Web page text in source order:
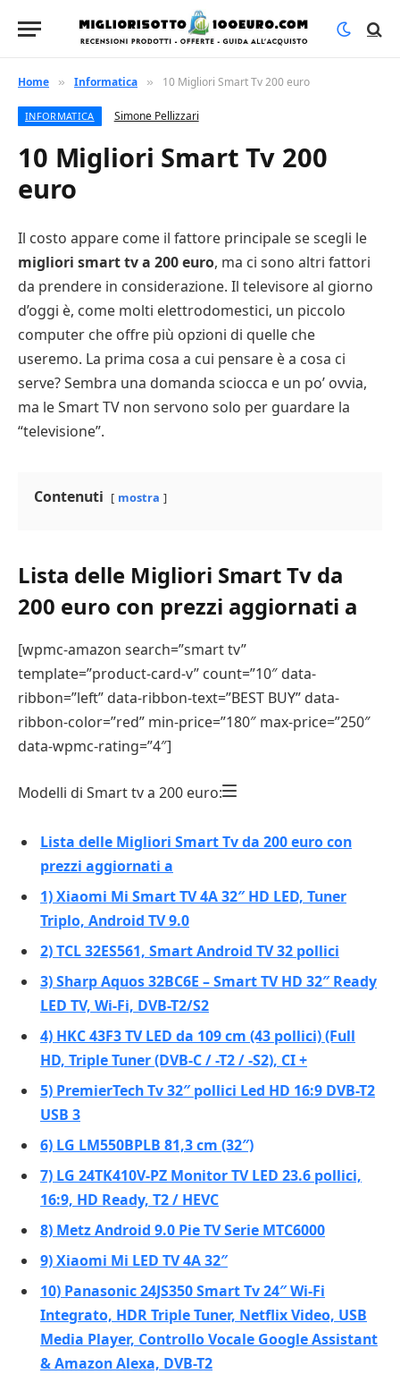
Home » Informatica » 10 Migliori Smart Tv 200 euro
INFORMATICA Simone Pellizzari
10 Migliori Smart Tv 200
euro
Il costo appare come il fattore principale se scegli le
migliori smart tv a 200 euro, ma ci sono altri fattori
da prendere in considerazione. Il televisore al giorno
d’oggi è, come molti elettrodomestici, un piccolo
computer che offre più opzioni di quelle che
useremo. La prima cosa a cui pensare è a cosa ci
serve? Sembra una domanda sciocca e un po’ ovvia,
ma le Smart TV non servono solo per guardare la
“televisione”.
Contenuti mostra
Lista delle Migliori Smart Tv da
200 euro con prezzi aggiornati a
[wpmc-amazon search=”smart tv”
template=”product-card-v” count=”10″ data-
ribbon=”left” data-ribbon-text=”BEST BUY” data-
ribbon-color=”red” min-price=”180″ max-price=”250″
data-wpmc-rating=”4″]
Modelli di Smart tv a 200 euro:
Lista delle Migliori Smart Tv da 200 euro con
prezzi aggiornati a
1) Xiaomi Mi Smart TV 4A 32″ HD LED, Tuner
Triplo, Android TV 9.0
2) TCL 32ES561, Smart Android TV 32 pollici
3) Sharp Aquos 32BC6E – Smart TV HD 32″ Ready
LED TV, Wi-Fi, DVB-T2/S2
4) HKC 43F3 TV LED da 109 cm (43 pollici) (Full
HD, Triple Tuner (DVB-C / -T2 / -S2), CI +
5) PremierTech Tv 32″ pollici Led HD 16:9 DVB-T2
USB 3
6) LG LM550BPLB 81,3 cm (32″)
7) LG 24TK410V-PZ Monitor TV LED 23.6 pollici,
16:9, HD Ready, T2 / HEVC
8) Metz Android 9.0 Pie TV Serie MTC6000
9) Xiaomi Mi LED TV 4A 32″
10) Panasonic 24JS350 Smart Tv 24″ Wi-Fi
Integrato, HDR Triple Tuner, Netflix Video, USB
Media Player, Controllo Vocale Google Assistant
& Amazon Alexa, DVB-T2